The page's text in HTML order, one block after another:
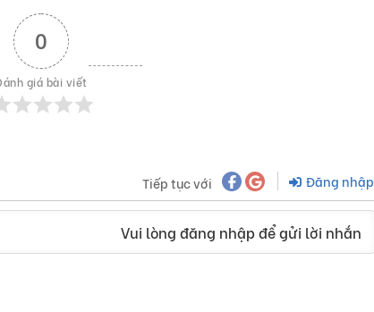
0
giá bài viết
Tiếp tục với Đăng nhập
Vui lòng đăng nhập để gửi lời nhắn